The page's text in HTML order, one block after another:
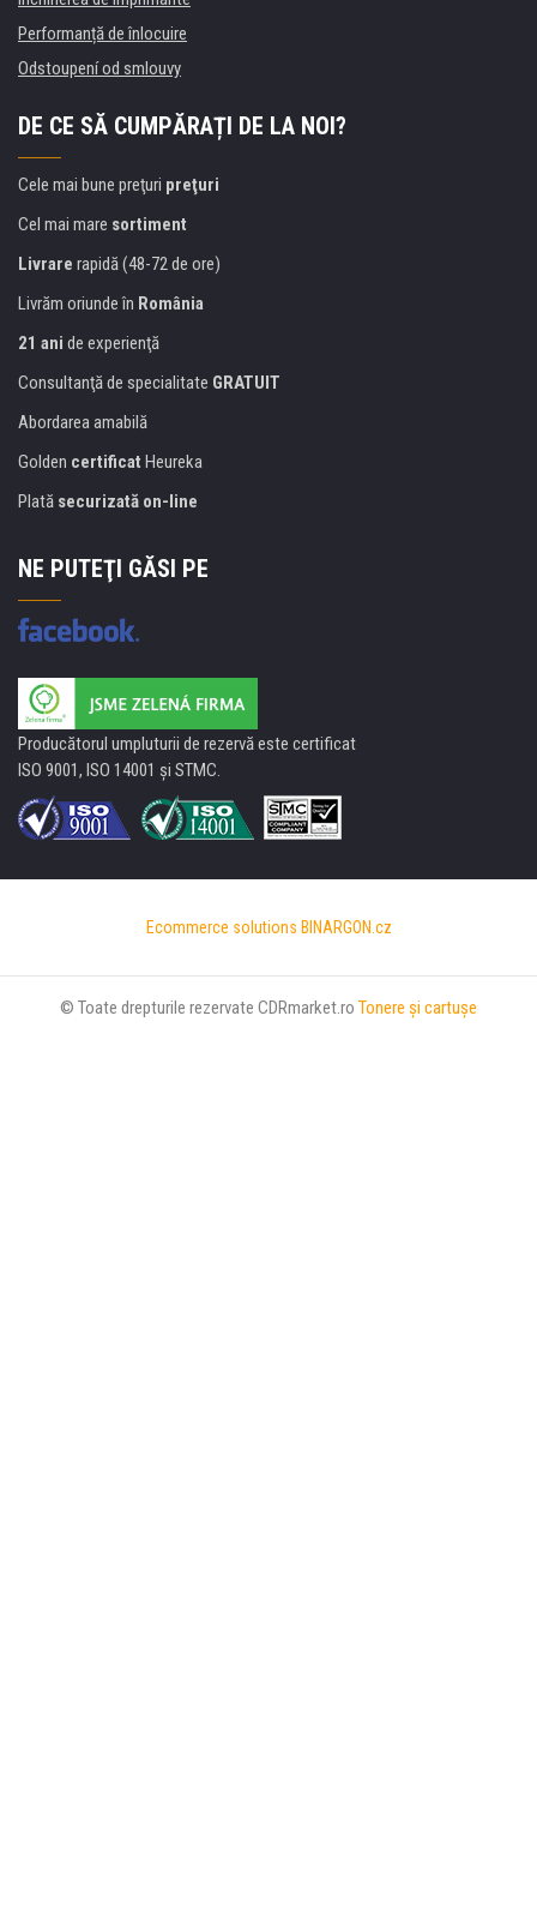
Performanță de înlocuire
Odstoupení od smlouvy
DE CE SĂ CUMPĂRAȚI DE LA NOI?
Cele mai bune preţuri preţuri
Cel mai mare sortiment
Livrare rapidă (48-72 de ore)
Livrăm oriunde în România
21 ani de experienţă
Consultanţă de specialitate GRATUIT
Abordarea amabilă
Golden certificat Heureka
Plată securizată on-line
NE PUTEŢI GĂSI PE
Producătorul umpluturii de rezervă este certificat
ISO 9001, ISO 14001 şi STMC.
Ecommerce solutions BINARGON.cz
© Toate drepturile rezervate CDRmarket.ro Tonere şi cartuşe